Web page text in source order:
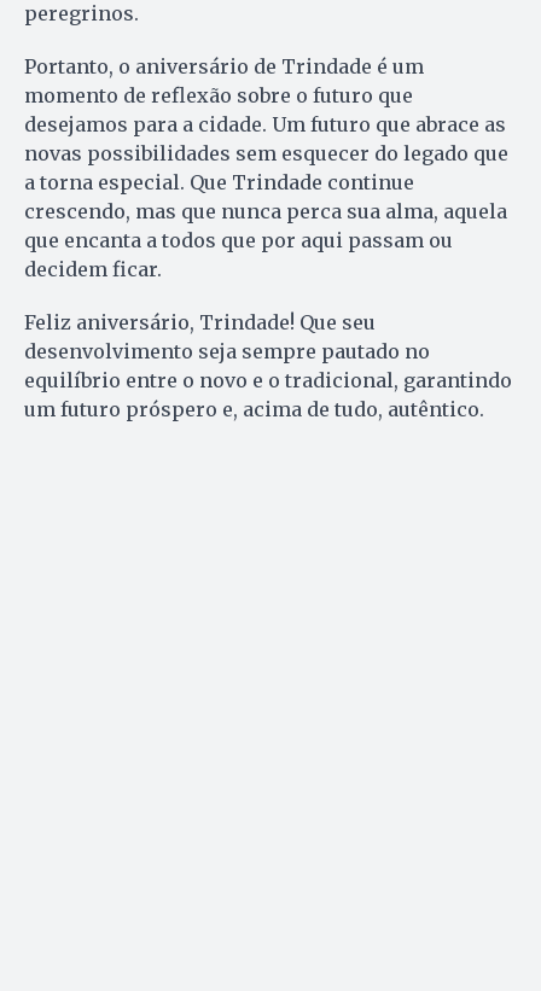
peregrinos.
Portanto, o aniversário de Trindade é um
momento de reflexão sobre o futuro que
desejamos para a cidade. Um futuro que abrace as
novas possibilidades sem esquecer do legado que
a torna especial. Que Trindade continue
crescendo, mas que nunca perca sua alma, aquela
que encanta a todos que por aqui passam ou
decidem ficar.
Feliz aniversário, Trindade! Que seu
desenvolvimento seja sempre pautado no
equilíbrio entre o novo e o tradicional, garantindo
um futuro próspero e, acima de tudo, autêntico.